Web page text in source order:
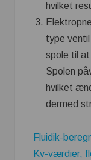
hvilket
type
spole til
Spolen
hvilket
dermed
Fluidik-
Kv-værdier,